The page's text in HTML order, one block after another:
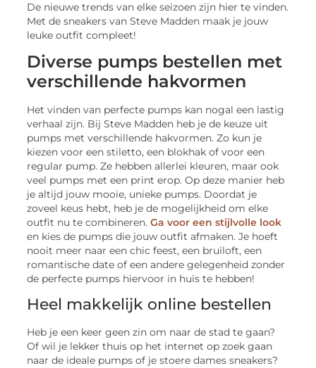
De nieuwe trends van elke seizoen zijn hier te vinden.
Met de sneakers van Steve Madden maak je jouw
leuke outfit compleet!
Diverse pumps bestellen met
verschillende hakvormen
Het vinden van perfecte pumps kan nogal een lastig
verhaal zijn. Bij Steve Madden heb je de keuze uit
pumps met verschillende hakvormen. Zo kun je
kiezen voor een stiletto, een blokhak of voor een
regular pump. Ze hebben allerlei kleuren, maar ook
veel pumps met een print erop. Op deze manier heb
je altijd jouw mooie, unieke pumps. Doordat je
zoveel keus hebt, heb je de mogelijkheid om elke
outfit nu te combineren.Ga voor een stijlvolle look
en kies de pumps die jouw outfit afmaken. Je hoeft
nooit meer naar een chic feest, een bruiloft, een
romantische date of een andere gelegenheid zonder
de perfecte pumps hiervoor in huis te hebben!
Heel makkelijk online bestellen
Heb je een keer geen zin om naar de stad te gaan?
Of wil je lekker thuis op het internet op zoek gaan
naar de ideale pumps of je stoere dames sneakers?